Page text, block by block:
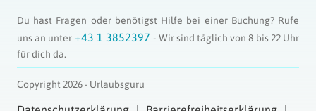
Du hast Fragen oder benötigst Hilfe bei einer Buchung? Rufe
uns an unter +43 1 3852397- Wir sind täglich von 8 bis 22 Uhr
für dich da.
Copyright 2026 - Urlaubsguru